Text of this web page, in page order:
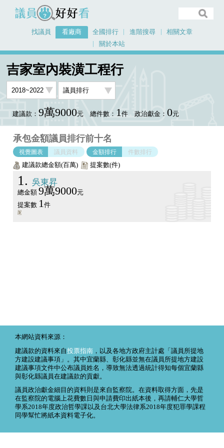
議員好好看
找議員 看廠商 全國排行 進階搜尋
相關文章
關於本站
看廠商
吉家室內裝潢工程行
建議款： 9萬9000元 總件數： 1件 政治獻金： 0元
承包金額議員排行前十名
視覺圖表 議員資料 金額排行 件數排行
建議款總金額(百萬) 提案數(件)
1 吳東昇
總金額 9萬9000元
提案數 1件
本網站資料來源：
建議款的資料來自投票指南 ，以及各地方政府主計處「議員所提地
方建設建議事項」。其中宜蘭縣、彰化縣並無在議員所提地方建設
建議事項文件中公布議員姓名，導致無法透過統計得知每個宜蘭縣
與彰化縣議員在建議款的貢獻。
議員政治獻金細目的資料則是來自監察院。在資料取得方面，先是
在監察院的電腦上花費數日與申請費印出紙本後，再請輔仁大學哲
學系2018年度政治哲學課以及台北大學法律系2018年度犯罪學課程
同學幫忙將紙本資料電子化。